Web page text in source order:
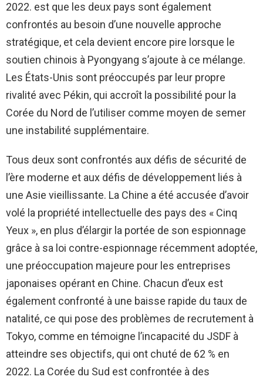
2022. est que les deux pays sont également
confrontés au besoin d’une nouvelle approche
stratégique, et cela devient encore pire lorsque le
soutien chinois à Pyongyang s’ajoute à ce mélange.
Les États-Unis sont préoccupés par leur propre
rivalité avec Pékin, qui accroît la possibilité pour la
Corée du Nord de l’utiliser comme moyen de semer
une instabilité supplémentaire.
Tous deux sont confrontés aux défis de sécurité de
l’ère moderne et aux défis de développement liés à
une Asie vieillissante. La Chine a été accusée d’avoir
volé la propriété intellectuelle des pays des « Cinq
Yeux », en plus d’élargir la portée de son espionnage
grâce à sa loi contre-espionnage récemment adoptée,
une préoccupation majeure pour les entreprises
japonaises opérant en Chine. Chacun d’eux est
également confronté à une baisse rapide du taux de
natalité, ce qui pose des problèmes de recrutement à
Tokyo, comme en témoigne l’incapacité du JSDF à
atteindre ses objectifs, qui ont chuté de 62 % en
2022. La Corée du Sud est confrontée à des